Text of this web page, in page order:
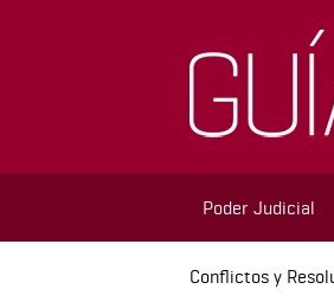
Poder Judicial
Conflictos y